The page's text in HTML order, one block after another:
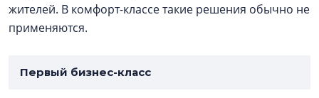
жителей. В комфорт-классе такие решения обычно не
применяются.
Первый бизнес-класс